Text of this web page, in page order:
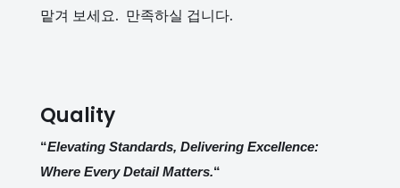
맡겨 보세요. 만족하실 겁니다.
Quality
“Elevating Standards, Delivering Excellence:
Where Every Detail Matters.“